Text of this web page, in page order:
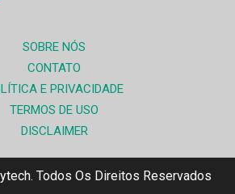
SOBRE NÓS
CONTATO
E PRIVACIDADE
TERMOS DE USO
DISCLAIMER
Todos Os Direitos Reservados